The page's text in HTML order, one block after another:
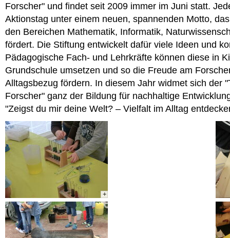
Forscher" und findet seit 2009 immer im Juni statt.
Aktionstag unter einem neuen, spannenden Motto,
den Bereichen Mathematik, Informatik,
fördert. Die Stiftung entwickelt dafür viele Ideen und
Pädagogische Fach- und Lehrkräfte können diese in
Grundschule umsetzen und so die Freude am
Alltagsbezug fördern. In diesem Jahr widmet sich der
Forscher" ganz der Bildung für nachhaltige
"Zeigst du mir deine Welt? – Vielfalt im Alltag
+